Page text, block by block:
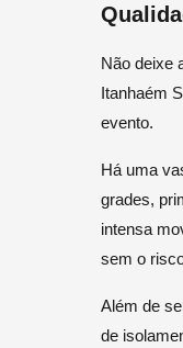
Não deixe
Itanhaém
evento.
Há uma
grades,
intensa
sem o
Além de
de